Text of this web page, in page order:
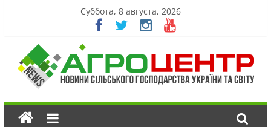
Суббота, 8 августа, 2026